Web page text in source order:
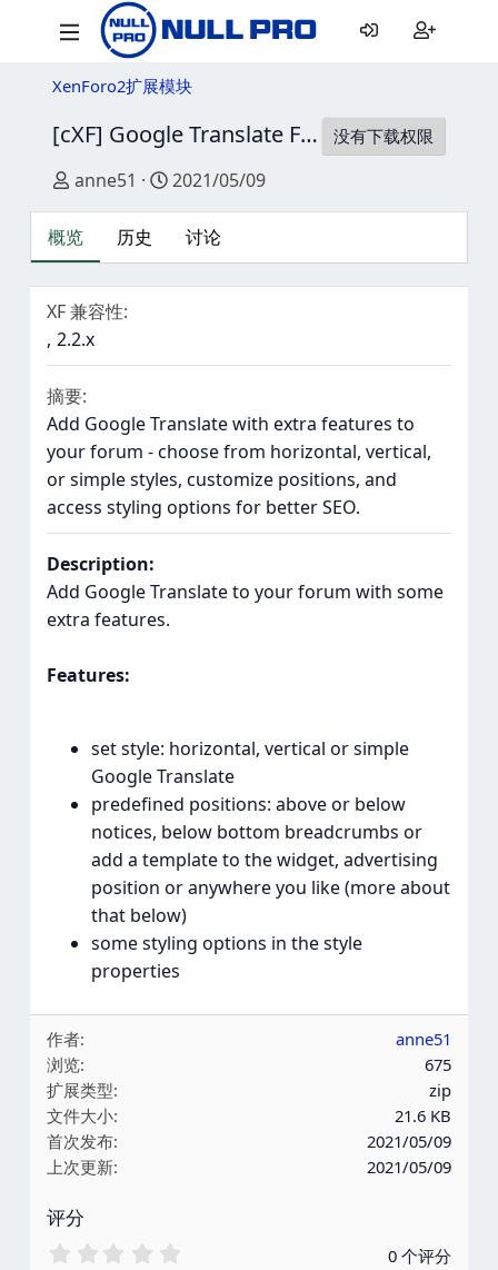
XenForo2扩展模块
[cXF] Google Translate Forum 1.0.0
没有下载权限
作者
anne51 创建日期
2021/05/09
概览 历史 讨论
XF 兼容性
2.2.x
摘要
Add Google Translate with extra features to
your forum - choose from horizontal, vertical,
or simple styles, customize positions, and
access styling options for better SEO.
Description:
Add Google Translate to your forum with some
extra features.
Features:
set style: horizontal, vertical or simple
Google Translate
predefined positions: above or below
notices, below bottom breadcrumbs or
add a template to the widget, advertising
position or anywhere you like (more about
that below)
some styling options in the style
properties
作者
anne51
浏览
675
扩展类型
zip
文件大小
21.6 KB
首次发布
2021/05/09
上次更新
2021/05/09
评分
0 个评分